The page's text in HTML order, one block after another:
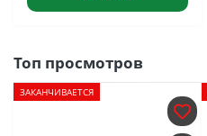
Топ просмотров
ЗАКАНЧИВАЕТСЯ